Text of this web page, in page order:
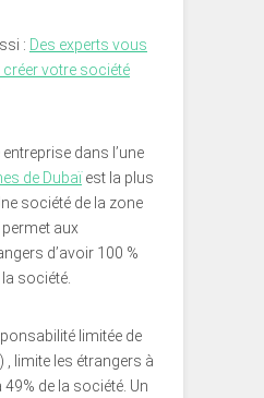
: Des experts vous
votre société
entreprise dans l’une
de Dubaïest la plus
société de la zone
aux
d’avoir 100 %
société.
limitée de
, limite les étrangers à
de la société. Un